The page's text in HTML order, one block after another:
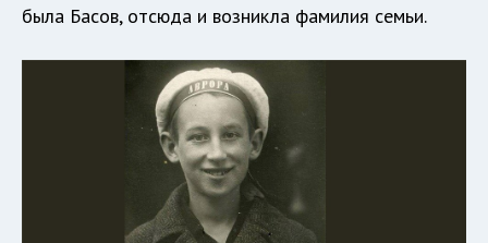
была Басов, отсюда и возникла фамилия семьи.